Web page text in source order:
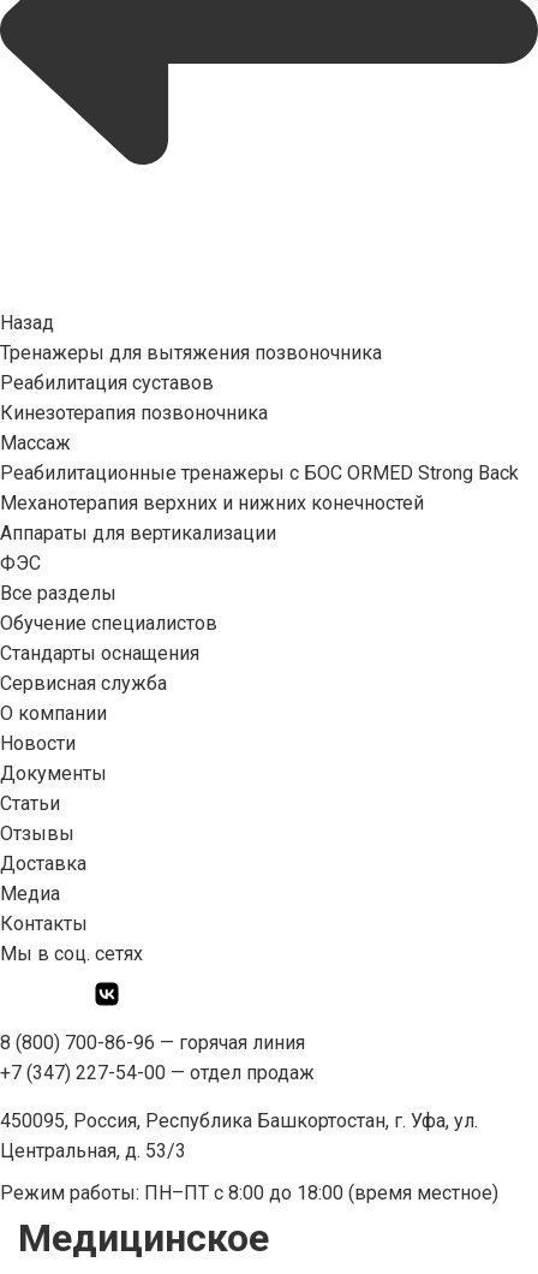
Назад
Тренажеры для вытяжения позвоночника
Реабилитация суставов
Кинезотерапия позвоночника
Массаж
Реабилитационные тренажеры с БОС ORMED Strong Back
Механотерапия верхних и нижних конечностей
Аппараты для вертикализации
ФЭС
Все разделы
Обучение специалистов
Стандарты оснащения
Сервисная служба
О компании
Новости
Документы
Статьи
Отзывы
Доставка
Медиа
Контакты
Мы в соц. сетях
8 (800) 700-86-96 — горячая линия
+7 (347) 227-54-00 — отдел продаж
450095, Россия, Республика Башкортостан, г. Уфа, ул.
Центральная, д. 53/3
Режим работы: ПН–ПТ с 8:00 до 18:00 (время местное)
Медицинское